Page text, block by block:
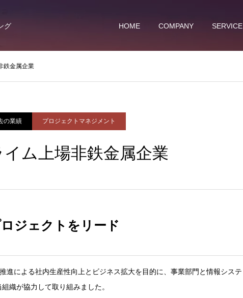
グ HOME COMPANY SERVICE
鉄金属企業
の業績 プロジェクトマネジメント
ム上場非鉄金属企業
ジェクトをリード
進による社内生産性向上とビジネス拡大を目的に、事業部門と情報システ
織が協力して取り組みました。